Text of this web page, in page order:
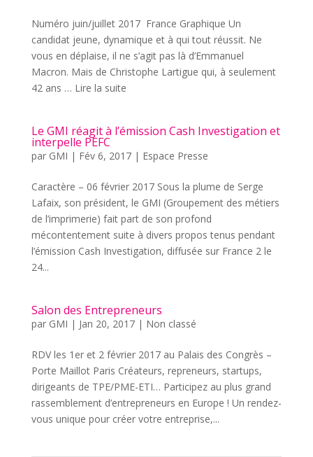
Numéro juin/juillet 2017 France Graphique Un
candidat jeune, dynamique et à qui tout réussit. Ne
vous en déplaise, il ne s’agit pas là d’Emmanuel
Macron. Mais de Christophe Lartigue qui, à seulement
42 ans … Lire la suite
Le GMI réagit à l’émission Cash Investigation et
interpelle PEFC
par GMI | Fév 6, 2017| Espace Presse
Caractère – 06 février 2017 Sous la plume de Serge
Lafaix, son président, le GMI (Groupement des métiers
de l’imprimerie) fait part de son profond
mécontentement suite à divers propos tenus pendant
l’émission Cash Investigation, diffusée sur France 2 le
24...
Salon des Entrepreneurs
par GMI | Jan 20, 2017| Non classé
RDV les 1er et 2 février 2017 au Palais des Congrès –
Porte Maillot Paris Créateurs, repreneurs, startups,
dirigeants de TPE/PME-ETI… Participez au plus grand
rassemblement d’entrepreneurs en Europe ! Un rendez-
vous unique pour créer votre entreprise,...